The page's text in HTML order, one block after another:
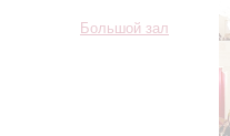
Большой зал